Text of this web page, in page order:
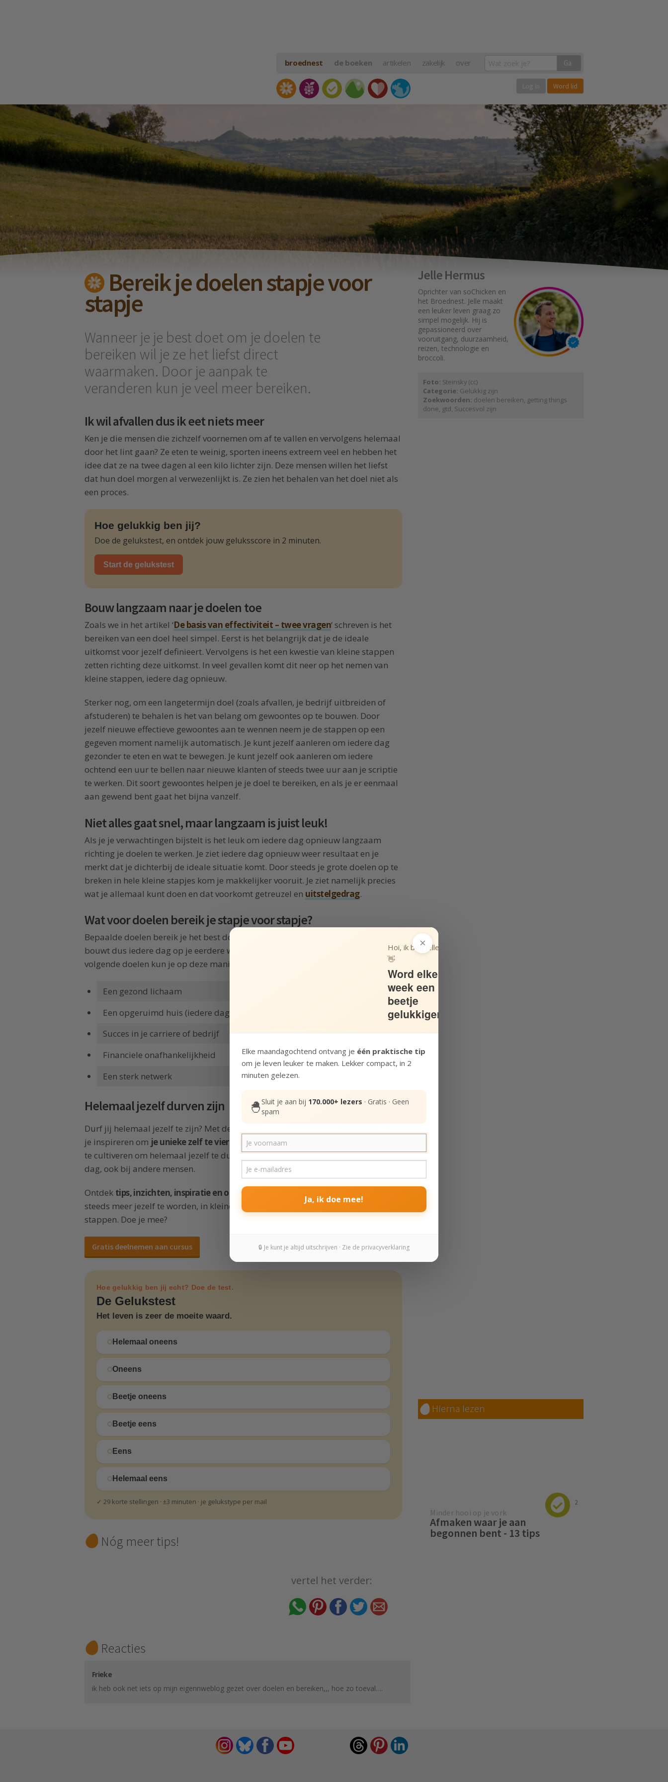
broednest de boeken artikelen zakelijk over Ga
Word lid
Bereik je doelen stapje voor
stapje
Wanneer je je best doet om je doelen te
bereiken wil je ze het liefst direct
waarmaken. Door je aanpak te
veranderen kun je veel meer bereiken.
Ik wil afvallen dus ik eet niets meer
Ken je die mensen die zichzelf voornemen om af te vallen en vervolgens helemaal
door het lint gaan? Ze eten te weinig, sporten ineens extreem veel en hebben het
idee dat ze na twee dagen al een kilo lichter zijn. Deze mensen willen het liefst
dat hun doel morgen al verwezenlijkt is. Ze zien het behalen van het doel niet als
een proces.
Hoe gelukkig ben jij?
Doe de gelukstest, en ontdek jouw geluksscore in 2 minuten.
Start de gelukstest
Bouw langzaam naar je doelen toe
Zoals we in het artikel ‘De basis van effectiviteit – twee vragen‘ schreven is het
bereiken van een doel heel simpel. Eerst is het belangrijk dat je de ideale
uitkomst voor jezelf definieert. Vervolgens is het een kwestie van kleine stappen
zetten richting deze uitkomst. In veel gevallen komt dit neer op het nemen van
kleine stappen, iedere dag opnieuw.
Sterker nog, om een langetermijn doel (zoals afvallen, je bedrijf uitbreiden of
afstuderen) te behalen is het van belang om gewoontes op te bouwen. Door
jezelf nieuwe effectieve gewoontes aan te wennen neem je de stappen op een
gegeven moment namelijk automatisch. Je kunt jezelf aanleren om iedere dag
gezonder te eten en wat te bewegen. Je kunt jezelf ook aanleren om iedere
ochtend een uur te bellen naar nieuwe klanten of steeds twee uur aan je scriptie
te werken. Dit soort gewoontes helpen je je doel te bereiken, en als je er eenmaal
aan gewend bent gaat het bijna vanzelf.
Niet alles gaat snel, maar langzaam is juist leuk!
Als je je verwachtingen bijstelt is het leuk om iedere dag opnieuw langzaam
richting je doelen te werken. Je ziet iedere dag opnieuw weer resultaat en je
merkt dat je dichterbij de ideale situatie komt. Door steeds je grote doelen op te
breken in hele kleine stapjes kom je makkelijker vooruit. Je ziet namelijk precies
wat je allemaal kunt doen en dat voorkomt getreuzel en uitstelgedrag.
Wat voor doelen bereik je stapje voor stapje?
Bepaalde doelen bereik je het best door het bereiken ervan als proces te zien. Je
bouwt dus iedere dag op je eerdere werk totdat je je doel hebt bereikt. De
volgende doelen kun je op deze manier goed benaderen.
Een gezond lichaam
Een opgeruimd huis (iedere dag een hoek opruimen)
Succes in je carriere of bedrijf
Financiele onafhankelijkheid
Een sterk netwerk
Helemaal jezelf durven zijn
Durf jij helemaal jezelf te zijn? Met deze Bundel wil ik
je inspireren om je unieke zelf te vieren
en de vrijheid
te cultiveren om helemaal jezelf te durven zijn. Elke
dag, ook bij andere mensen.
Ontdek tips, inzichten, inspiratie en oefeningen
steeds meer jezelf te worden, in kleine praktische
stappen. Doe je mee?
Gratis deelnemen aan cursus
Hoe gelukkig ben jij echt? Doe de test.
De Gelukstest
Het leven is zeer de moeite waard.
Helemaal oneens
Oneens
Beetje oneens
Beetje eens
Eens
Helemaal eens
✓ 29 korte stellingen · ±3 minuten · je gelukstype per mail
Jelle Hermus
Oprichter van soChicken en
het Broednest. Jelle maakt
een leuker leven graag zo
simpel mogelijk. Hij is
gepassioneerd over
vooruitgang, duurzaamheid,
reizen, technologie en
broccoli.
Foto: S t e i n s k y(cc)
Categorie: Gelukkig zijn
Zoekwoorden: doelen bereiken, getting things
done, gtd, Succesvol zijn
Hierna lezen
2
Minder hooi op je vork
Afmaken waar je aan
begonnen bent - 13 tips
Nóg meer tips!
vertel het verder:
Reacties
Frieke
ik heb ook net iets op mijn eigennweblog gezet over doelen en bereiken,,, hoe zo toeval….
×
Hoi, ik ben Jelle!
👋
Word elke
week een
beetje
gelukkiger
Elke maandagochtend ontvang je één praktische tip
om je leven leuker te maken. Lekker compact, in 2
minuten gelezen.
🐣 Sluit je aan bij 170.000+ lezers · Gratis · Geen
spam
Ja, ik doe mee!
🔒 Je kunt je altijd uitschrijven · Zie de privacyverklaring